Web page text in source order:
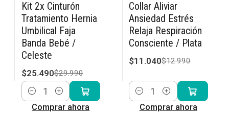
-15% OFF
Kit 2x Cinturón
Tratamiento Hernia
Umbilical Faja
Banda Bebé /
Celeste
$25.490$29.990
Cantidad
Comprar ahora
-15% OFF
Collar Aliviar
Ansiedad Estrés
Relaja Respiración
Consciente / Plata
$11.040$12.990
Cantidad
Comprar ahora